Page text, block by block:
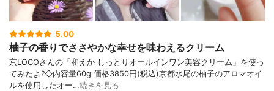
5.00
柚子の香りでささやかな幸せを味わえるクリーム
京LOCOさんの「和えか しっとりオールインワン美容クリーム」を使っ
てみたよ?◇内容量60g 価格3850円(税込)京都水尾の柚子のアロマオイ
ルを使用したオー…続きを見る